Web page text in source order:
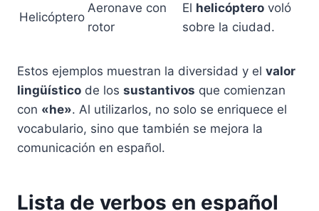
Helicóptero
Aeronave con
rotor
El helicóptero voló
sobre la ciudad.
Estos ejemplos muestran la diversidad y el valor
lingüístico de los sustantivos que comienzan
con «he». Al utilizarlos, no solo se enriquece el
vocabulario, sino que también se mejora la
comunicación en español.
Lista de verbos en español